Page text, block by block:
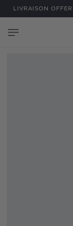
PASSER
AU
LIVRAISON